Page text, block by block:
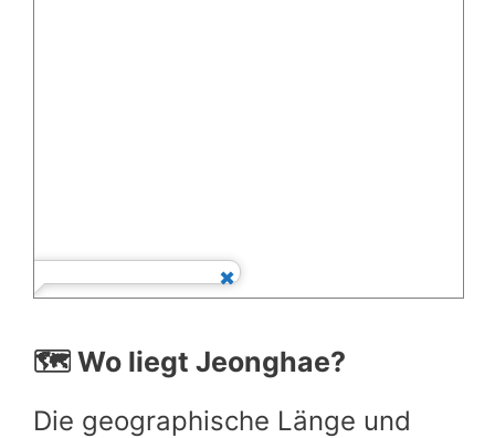
🗺️ Wo liegt Jeonghae?
Die geographische Länge und